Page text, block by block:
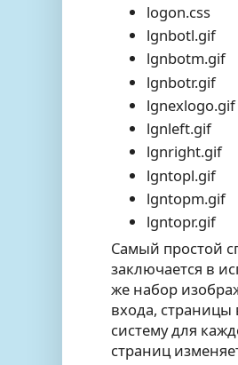
logon.css
lgnbotl.gif
lgnbotm.gif
lgnbotr.gif
lgnexlogo.gif
lgnleft.gif
lgnright.gif
lgntopl.gif
lgntopm.gif
lgntopr.gif
Самый простой
заключается в
же набор
входа,
систему для
страниц